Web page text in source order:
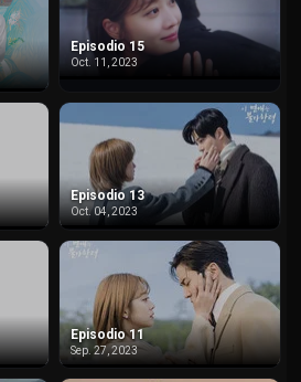
Episodio 15
Oct. 11, 2023
Episodio 13
Oct. 04, 2023
Episodio 11
Sep. 27, 2023